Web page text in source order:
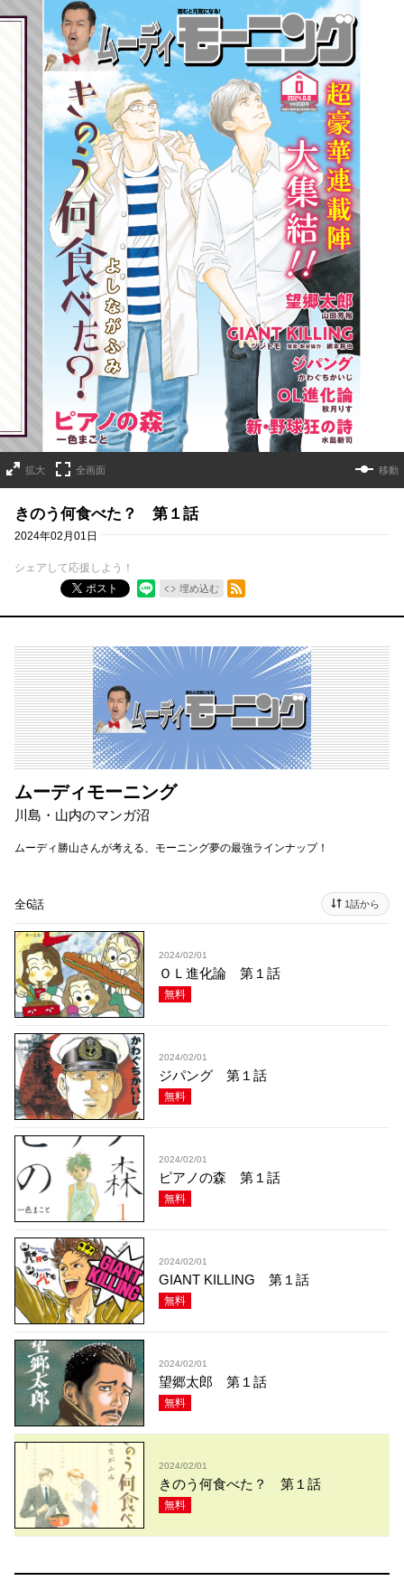
拡大 全画面 移動
きのう何食べた？ 第１話
2024年02月01日
シェアして応援しよう！
ポスト
埋め込む
RSSフィード
ムーディモーニング
川島・山内のマンガ沼
ムーディ勝山さんが考える、モーニング夢の最強ラインナップ！
全6話 1話から
2024/02/01
ＯＬ進化論 第１話
無料
2024/02/01
ジパング 第１話
無料
2024/02/01
ピアノの森 第１話
無料
2024/02/01
GIANT KILLING 第１話
無料
2024/02/01
望郷太郎 第１話
無料
2024/02/01
きのう何食べた？ 第１話
無料